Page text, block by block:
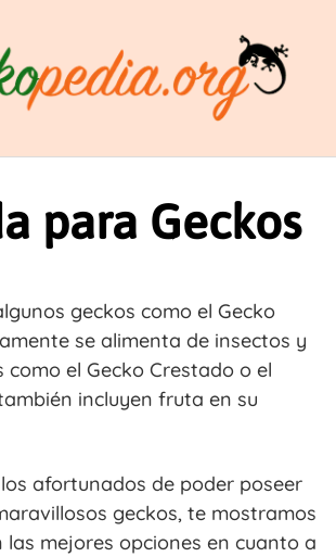
para Geckos
geckos como el Gecko
se alimenta de insectos y
como el Gecko Crestado o el
incluyen fruta en su
afortunados de poder poseer
geckos, te mostramos
mejores opciones en cuanto a